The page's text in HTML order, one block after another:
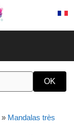
» Mandalas très